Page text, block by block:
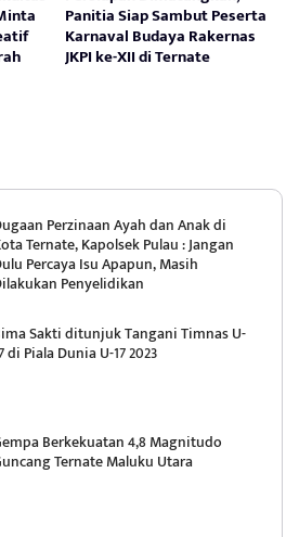
Panitia Siap Sambut Peserta
Karnaval Budaya Rakernas
JKPI ke-XII di Ternate
Perzinaan Ayah dan Anak di
Ternate, Kapolsek Pulau : Jangan
Percaya Isu Apapun, Masih
Penyelidikan
Sakti ditunjuk Tangani Timnas U-
di Piala Dunia U-17 2023
Berkekuatan 4,8 Magnitudo
Ternate Maluku Utara